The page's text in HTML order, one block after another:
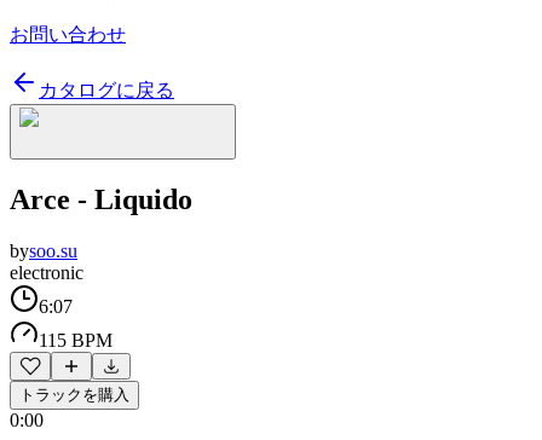
お問い合わせ
カタログに戻る
Arce - Liquido
bysoo.su
electronic
6:07
115 BPM
トラックを購入
0:00